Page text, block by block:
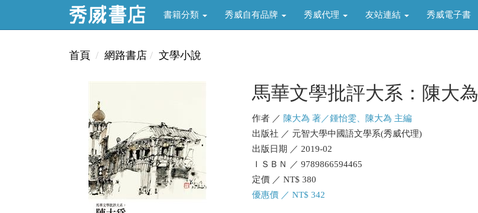
書籍分類 秀威自有品牌 秀威代理 友站連結 秀威電子書
首頁 網路書店 文學小說
馬華文學批評大系：陳大為
作者 ／ 陳大為 著／鍾怡雯、陳大為 主編
出版社 ／ 元智大學中國語文學系(秀威代理)
出版日期 ／ 2019-02
ＩＳＢＮ ／ 9789866594465
定價 ／ NT$ 380
優惠價 ／ NT$ 342